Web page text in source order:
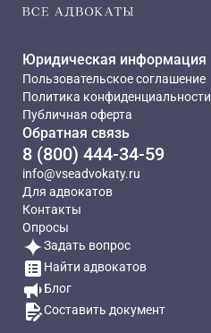
Юридическая информация
Пользовательское соглашение
Политика конфиденциальности
Публичная оферта
Обратная связь
8 (800) 444-34-59
info@vseadvokaty.ru
Для адвокатов
Контакты
Опросы
Задать вопрос
Найти адвокатов
Блог
Составить документ